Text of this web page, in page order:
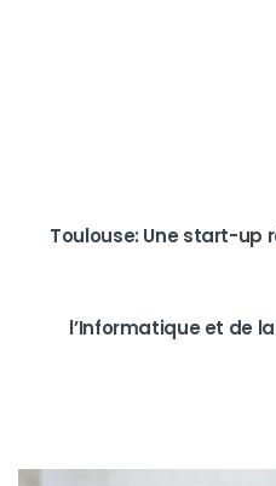
Toulouse: Une start-up
l’Informatique et de